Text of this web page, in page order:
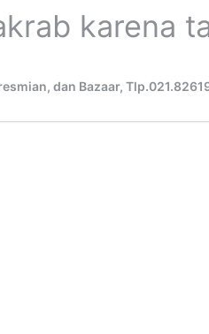
karena
dan Bazaar,